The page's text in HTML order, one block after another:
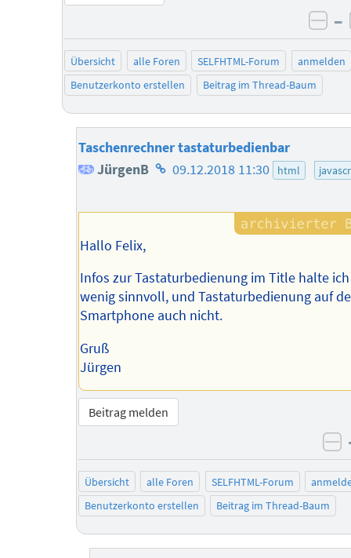
–
Übersicht alle Foren SELFHTML-Forum
anmelden
Benutzerkonto erstellen
Beitrag im Thread-Baum
Taschenrechner tastaturbedienbar
JürgenB Homepage
Autors
09.12.2018 11:30 html
Hallo Felix,
Infos zur Tastaturbedienung im Title halte
wenig sinnvoll, und Tastaturbedienung auf
Smartphone auch nicht.
Gruß
Jürgen
Beitrag melden
Übersicht alle Foren SELFHTML-Forum
Benutzerkonto erstellen
Beitrag im Thread-Baum